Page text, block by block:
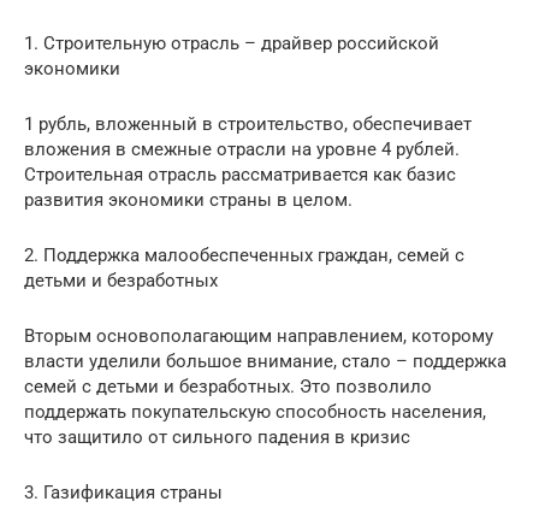
1. Строительную отрасль – драйвер российской
экономики
1 рубль, вложенный в строительство, обеспечивает
вложения в смежные отрасли на уровне 4 рублей.
Строительная отрасль рассматривается как базис
развития экономики страны в целом.
2. Поддержка малообеспеченных граждан, семей с
детьми и безработных
Вторым основополагающим направлением, которому
власти уделили большое внимание, стало – поддержка
семей с детьми и безработных. Это позволило
поддержать покупательскую способность населения,
что защитило от сильного падения в кризис
3. Газификация страны